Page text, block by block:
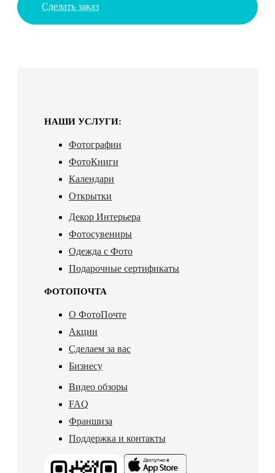
Сделать заказ
НАШИ УСЛУГИ:
Фотографии
ФотоКниги
Календари
Открытки
Декор Интерьера
Фотосувениры
Одежда с Фото
Подарочные сертификаты
ФОТОПОЧТА
О ФотоПочте
Акции
Сделаем за вас
Бизнесу
Видео обзоры
FAQ
Франшиза
Поддержка и контакты